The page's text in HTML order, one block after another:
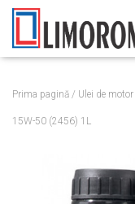
Prima pagină / Ulei de motor
15W-50 (2456) 1L